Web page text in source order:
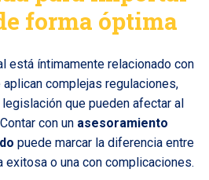
forma óptima
está íntimamente relacionado con
aplican complejas regulaciones,
que pueden afectar al
con un asesoramiento
puede marcar la diferencia entre
exitosa o una con complicaciones.